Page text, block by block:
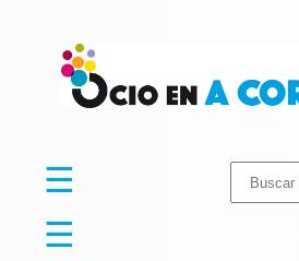
Buscar:
☰
☰